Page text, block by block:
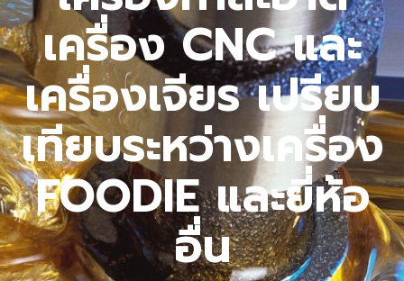
เครื่อง CNC และ
เครื่องเจียร เปรียบ
เทียบระหว่างเครื่อง
FOODIE และยี่ห้อ
อื่น